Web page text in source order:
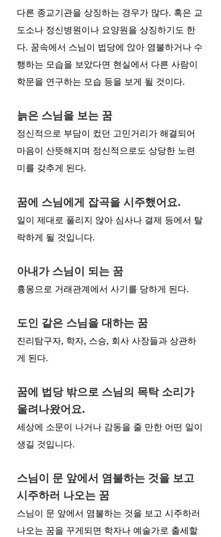
다른 종교기관을 상징하는 경우가 많다. 혹은 교
도소나 정신병원이나 요양원을 상징하기도 한
다. 꿈속에서 스님이 법당에 앉아 염불하거나 수
행하는 모습을 보았다면 현실에서 다른 사람이
학문을 연구하는 모습 등을 보게 될 것이다.
늙은 스님을 보는 꿈
정신적으로 부담이 컸던 고민거리가 해결되어
마음이 산뜻해지며 정신적으로도 상당한 노련
미를 갖추게 된다.
꿈에 스님에게 잡곡을 시주했어요.
일이 제대로 풀리지 않아 심사나 결제 등에서 탈
락하게 될 것입니다.
아내가 스님이 되는 꿈
흉몽으로 거래관계에서 사기를 당하게 된다.
도인 같은 스님을 대하는 꿈
진리탐구자, 학자, 스승, 회사 사장들과 상관하
게 된다.
꿈에 법당 밖으로 스님의 목탁 소리가
울려나왔어요.
세상에 소문이 나거나 감동을 줄 만한 어떤 일이
생길 것입니다.
스님이 문 앞에서 염불하는 것을 보고
시주하러 나오는 꿈
스님이 문 앞에서 염불하는 것을 보고 시주하러
나오는 꿈을 꾸게되면 학자나 예술가로 출세할